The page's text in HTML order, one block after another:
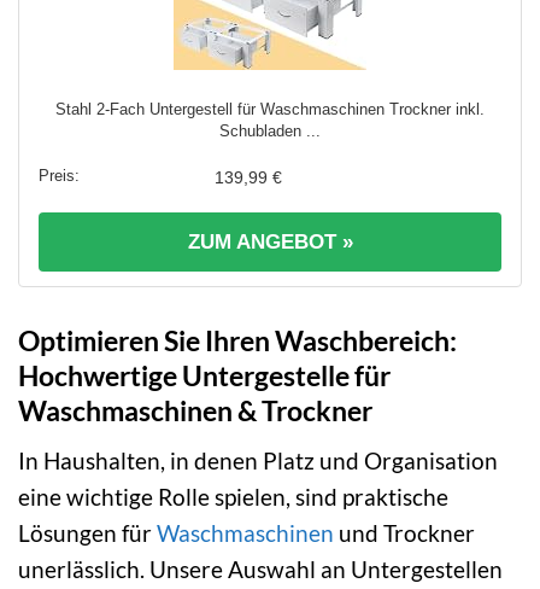
Stahl 2-Fach Untergestell für Waschmaschinen Trockner inkl.
Schubladen ...
139,99 €
ZUM ANGEBOT »
Optimieren Sie Ihren Waschbereich:
Hochwertige Untergestelle für
Waschmaschinen & Trockner
In Haushalten, in denen Platz und Organisation
eine wichtige Rolle spielen, sind praktische
Lösungen fürWaschmaschinen und Trockner
unerlässlich. Unsere Auswahl an Untergestellen